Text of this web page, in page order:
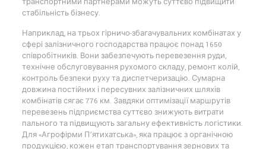
транспортними партнерами можуть суттєво підвищити
стабільність бізнесу.
Наприклад, на трьох гірничо-збагачувальних комбінатах у
сфері залізничного господарства працює понад 1650
співробітників. Вони забезпечують перевезення руди,
технічне обслуговування рухомого складу, ремонт колій,
контроль безпеки руху та диспетчеризацію. Сумарна
довжина постійних і пересувних залізничних шляхів
комбінатів сягає 776 км. Завдяки оптимізації маршрутів
перевезень підприємства суттєво знижують витрати
пального та підвищують загальну ефективність логістики.
Для «Агрофірми П’ятихатська», яка працює з органічною
продукцією, кожен етап транспортування зернових та